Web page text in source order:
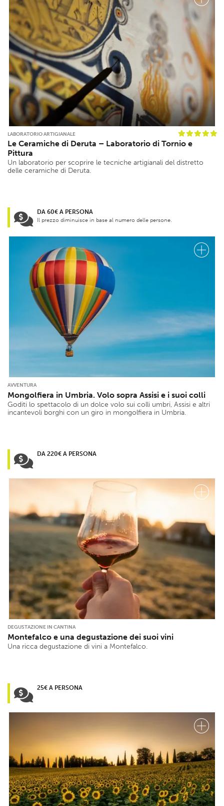
LABORATORIO ARTIGIANALE
Le Ceramiche di Deruta – Laboratorio di Tornio e
Pittura
Un laboratorio per scoprire le tecniche artigianali del distretto
delle ceramiche di Deruta.
DA 60€ A PERSONA
Il prezzo diminuisce in base al numero delle persone.
AVVENTURA
Mongolfiera in Umbria. Volo sopra Assisi e i suoi colli
Goditi lo spettacolo di un dolce volo sui colli umbri, Assisi e altri
incantevoli borghi con un giro in mongolfiera in Umbria.
DA 220€ A PERSONA
DEGUSTAZIONE IN CANTINA
Montefalco e una degustazione dei suoi vini
Una ricca degustazione di vini a Montefalco.
25€ A PERSONA